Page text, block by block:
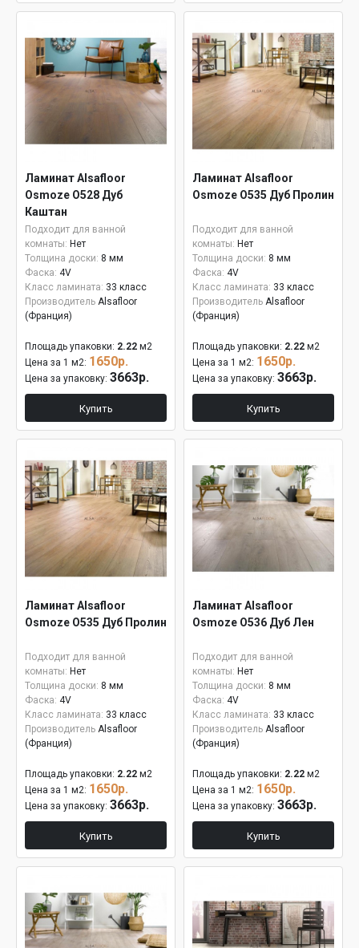
Ламинат Alsafloor
Osmoze O528 Дуб
Каштан
Подходит для ванной
комнаты: Нет
Толщина доски: 8 мм
Фаска: 4V
Класс ламината: 33 класс
Производитель Alsafloor
(Франция)
Площадь упаковки: 2.22 м2
Цена за 1 м2: 1650р.
Цена за упаковку: 3663р.
Купить
Ламинат Alsafloor
Osmoze O535 Дуб Пролин
Подходит для ванной
комнаты: Нет
Толщина доски: 8 мм
Фаска: 4V
Класс ламината: 33 класс
Производитель Alsafloor
(Франция)
Площадь упаковки: 2.22 м2
Цена за 1 м2: 1650р.
Цена за упаковку: 3663р.
Купить
Ламинат Alsafloor
Osmoze O535 Дуб Пролин
Подходит для ванной
комнаты: Нет
Толщина доски: 8 мм
Фаска: 4V
Класс ламината: 33 класс
Производитель Alsafloor
(Франция)
Площадь упаковки: 2.22 м2
Цена за 1 м2: 1650р.
Цена за упаковку: 3663р.
Купить
Ламинат Alsafloor
Osmoze O536 Дуб Лен
Подходит для ванной
комнаты: Нет
Толщина доски: 8 мм
Фаска: 4V
Класс ламината: 33 класс
Производитель Alsafloor
(Франция)
Площадь упаковки: 2.22 м2
Цена за 1 м2: 1650р.
Цена за упаковку: 3663р.
Купить